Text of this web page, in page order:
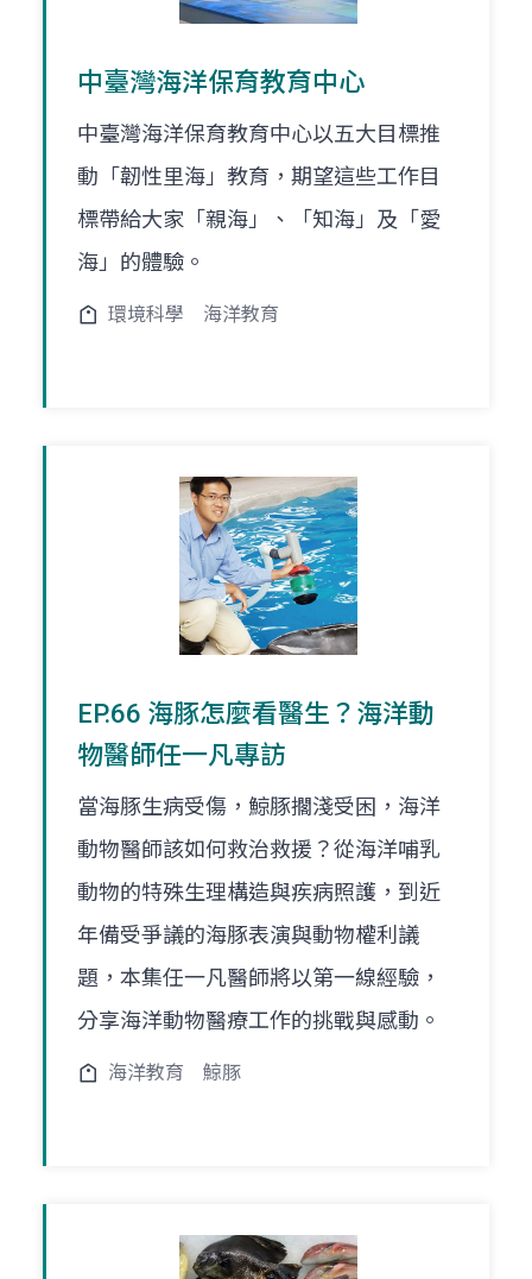
中臺灣海洋保育教育中心
中臺灣海洋保育教育中心以五大目標推
動「韌性里海」教育，期望這些工作目
標帶給大家「親海」、「知海」及「愛
海」的體驗。
環境科學 海洋教育
EP.66 海豚怎麼看醫生？海洋動
物醫師任一凡專訪
當海豚生病受傷，鯨豚擱淺受困，海洋
動物醫師該如何救治救援？從海洋哺乳
動物的特殊生理構造與疾病照護，到近
年備受爭議的海豚表演與動物權利議
題，本集任一凡醫師將以第一線經驗，
分享海洋動物醫療工作的挑戰與感動。
海洋教育 鯨豚